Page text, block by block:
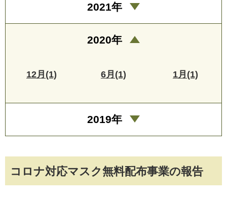
コロナ対応マスク無料配布事業の報告
2021年
2020年
12月(1) 6月(1) 1月(1)
2019年